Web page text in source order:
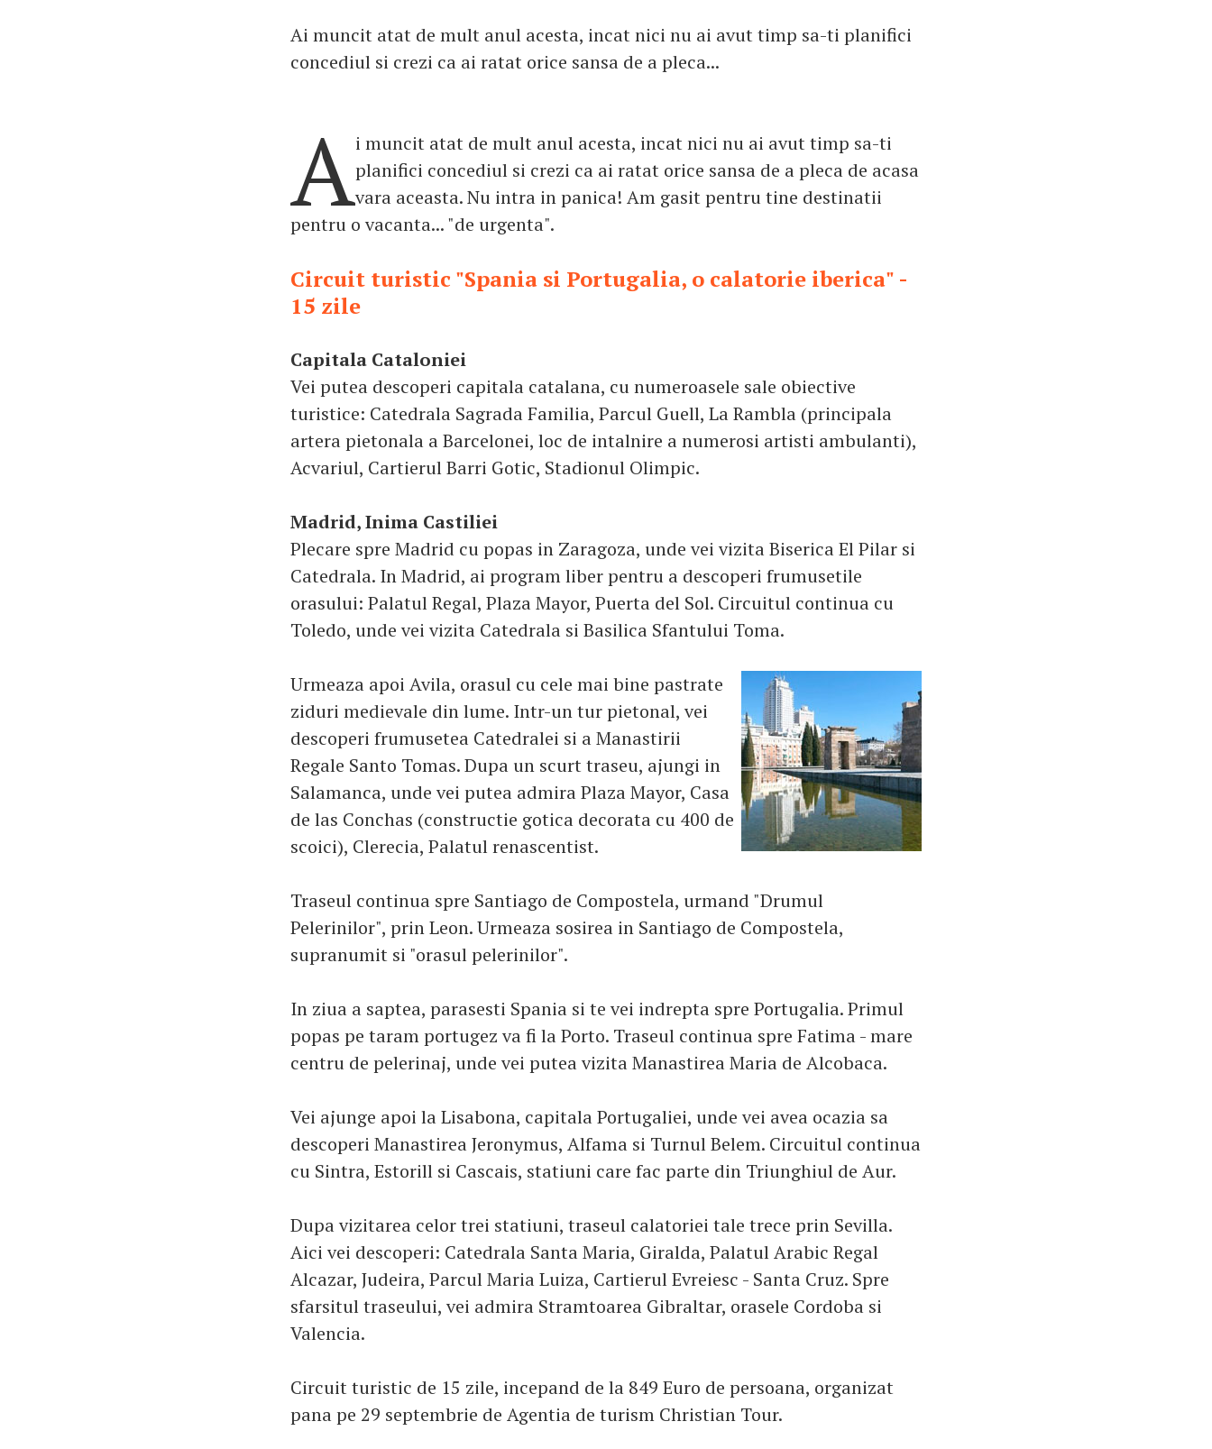
Ai muncit atat de mult anul acesta, incat nici nu ai avut timp sa-ti planifici
concediul si crezi ca ai ratat orice sansa de a pleca...
Ai muncit atat de mult anul acesta, incat nici nu ai avut timp sa-ti
planifici concediul si crezi ca ai ratat orice sansa de a pleca de acasa
vara aceasta. Nu intra in panica! Am gasit pentru tine destinatii
pentru o vacanta... "de urgenta".
Circuit turistic "Spania si Portugalia, o calatorie iberica" -
15 zile
Capitala Cataloniei
Vei putea descoperi capitala catalana, cu numeroasele sale obiective
turistice: Catedrala Sagrada Familia, Parcul Guell, La Rambla (principala
artera pietonala a Barcelonei, loc de intalnire a numerosi artisti ambulanti),
Acvariul, Cartierul Barri Gotic, Stadionul Olimpic.
Madrid, Inima Castiliei
Plecare spre Madrid cu popas in Zaragoza, unde vei vizita Biserica El Pilar si
Catedrala. In Madrid, ai program liber pentru a descoperi frumusetile
orasului: Palatul Regal, Plaza Mayor, Puerta del Sol. Circuitul continua cu
Toledo, unde vei vizita Catedrala si Basilica Sfantului Toma.
Urmeaza apoi Avila, orasul cu cele mai bine pastrate
ziduri medievale din lume. Intr-un tur pietonal, vei
descoperi frumusetea Catedralei si a Manastirii
Regale Santo Tomas. Dupa un scurt traseu, ajungi in
Salamanca, unde vei putea admira Plaza Mayor, Casa
de las Conchas (constructie gotica decorata cu 400 de
scoici), Clerecia, Palatul renascentist.
Traseul continua spre Santiago de Compostela, urmand "Drumul
Pelerinilor", prin Leon. Urmeaza sosirea in Santiago de Compostela,
supranumit si "orasul pelerinilor".
In ziua a saptea, parasesti Spania si te vei indrepta spre Portugalia. Primul
popas pe taram portugez va fi la Porto. Traseul continua spre Fatima - mare
centru de pelerinaj, unde vei putea vizita Manastirea Maria de Alcobaca.
Vei ajunge apoi la Lisabona, capitala Portugaliei, unde vei avea ocazia sa
descoperi Manastirea Jeronymus, Alfama si Turnul Belem. Circuitul continua
cu Sintra, Estorill si Cascais, statiuni care fac parte din Triunghiul de Aur.
Dupa vizitarea celor trei statiuni, traseul calatoriei tale trece prin Sevilla.
Aici vei descoperi: Catedrala Santa Maria, Giralda, Palatul Arabic Regal
Alcazar, Judeira, Parcul Maria Luiza, Cartierul Evreiesc - Santa Cruz. Spre
sfarsitul traseului, vei admira Stramtoarea Gibraltar, orasele Cordoba si
Valencia.
Circuit turistic de 15 zile, incepand de la 849 Euro de persoana, organizat
pana pe 29 septembrie de Agentia de turism Christian Tour.